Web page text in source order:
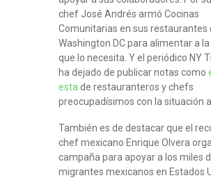
chef José Andrés armó Cocinas
Comunitarias en sus restaurantes
Washington DC para alimentar a
que lo necesita. Y el periódico NY
ha dejado de publicar notas como
esta de restauranteros y chefs
preocupadísimos con la situación
También es de destacar que el
chef mexicano Enrique Olvera
campaña para apoyar a los miles
migrantes mexicanos en Estados